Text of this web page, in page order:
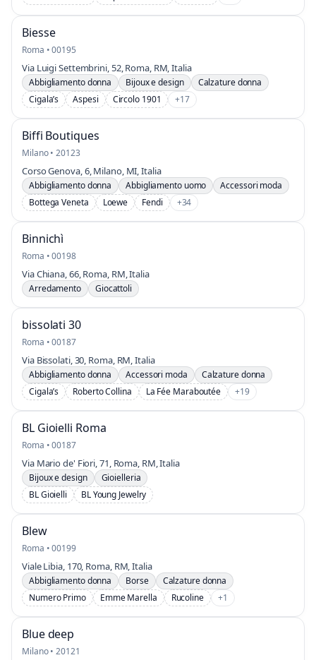
Biesse
Roma • 00195
Via Luigi Settembrini, 52, Roma, RM, Italia
Abbigliamento donna Bijoux e design
Calzature donna
Cigala’s
Aspesi Circolo 1901 +17
Biffi Boutiques
Milano • 20123
Corso Genova, 6, Milano, MI, Italia
Abbigliamento donna Abbigliamento uomo
Accessori moda
Bottega Veneta
Loewe Fendi +34
Binnichì
Roma • 00198
Via Chiana, 66, Roma, RM, Italia
Arredamento Giocattoli
bissolati 30
Roma • 00187
Via Bissolati, 30, Roma, RM, Italia
Abbigliamento donna Accessori moda
Calzature donna
Cigala’s
Roberto Collina La Fée Maraboutée +19
BL Gioielli Roma
Roma • 00187
Via Mario de' Fiori, 71, Roma, RM, Italia
Bijoux e design
Gioielleria
BL Gioielli
BL Young Jewelry
Blew
Roma • 00199
Viale Libia, 170, Roma, RM, Italia
Abbigliamento donna Borse
Calzature donna
Numero Primo
Emme Marella Rucoline +1
Blue deep
Milano • 20121